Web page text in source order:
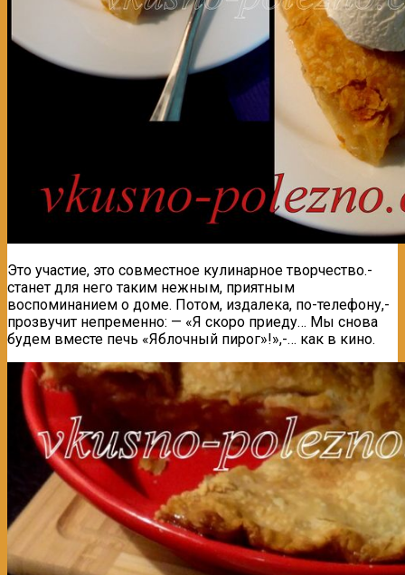
Это участие, это совместное кулинарное творчество.-
станет для него таким нежным, приятным
воспоминанием о доме. Потом, издалека, по-телефону,-
прозвучит непременно: — «Я скоро приеду… Мы снова
будем вместе печь «Яблочный пирог»!»,-… как в кино.